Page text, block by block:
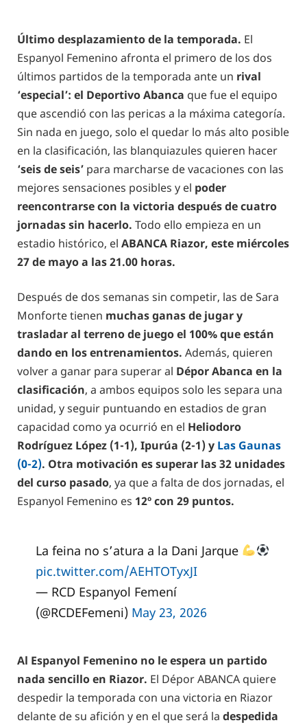
Último desplazamiento de la temporada. El
Espanyol Femenino afronta el primero de los dos
últimos partidos de la temporada ante un rival
‘especial’: el Deportivo Abanca que fue el equipo
que ascendió con las pericas a la máxima categoría.
Sin nada en juego, solo el quedar lo más alto posible
en la clasificación, las blanquiazules quieren hacer
‘seis de seis’ para marcharse de vacaciones con las
mejores sensaciones posibles y el poder
reencontrarse con la victoria después de cuatro
jornadas sin hacerlo. Todo ello empieza en un
estadio histórico, el ABANCA Riazor, este miércoles
27 de mayo a las 21.00 horas.
Después de dos semanas sin competir, las de Sara
Monforte tienen muchas ganas de jugar y
trasladar al terreno de juego el 100% que están
dando en los entrenamientos. Además, quieren
volver a ganar para superar al Dépor Abanca en la
clasificación, a ambos equipos solo les separa una
unidad, y seguir puntuando en estadios de gran
capacidad como ya ocurrió en el Heliodoro
Rodríguez López (1-1), Ipurúa (2-1) y Las Gaunas
(0-2). Otra motivación es superar las 32 unidades
del curso pasado, ya que a falta de dos jornadas, el
Espanyol Femenino es 12º con 29 puntos.
La feina no s’atura a la Dani Jarque
pic.twitter.com/AEHTOTyxJI
— RCD Espanyol Femení
(@RCDEFemeni) May 23, 2026
Al Espanyol Femenino no le espera un partido
nada sencillo en Riazor. El Dépor ABANCA quiere
despedir la temporada con una victoria en Riazor
delante de su afición y en el que será la despedida